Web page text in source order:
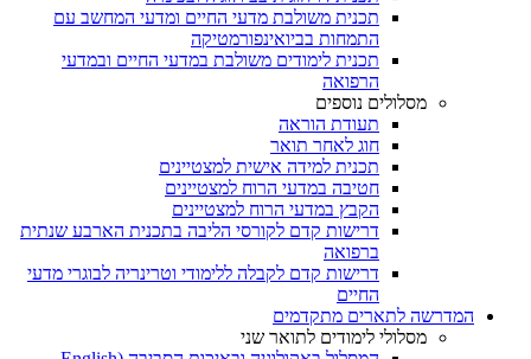
תכנית משולבת מדעי החיים ומדעי המחשב עם
התמחות בביואינפורמטיקה
תכנית לימודים משולבת במדעי החיים ובמדעי
הרפואה
מסלולים נוספים
תעודת הוראה
חוג לאחר תואר
תכנית למידה אישית למצטיינים
חטיבה במדעי הרוח למצטיינים
הקבץ במדעי הרוח למצטיינים
דרישות קדם לקורסי הליבה בתכנית הארבע שנתית
ברפואה
דרישות קדם לקבלה ללימודי וטרינריה לבוגרי מדעי
החיים
המדרשה לתארים מתקדמים
מסלולי לימודים לתואר שני